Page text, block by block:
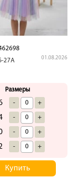
27А
01.08.2026
Размеры
- +
- +
- +
- +
Купить